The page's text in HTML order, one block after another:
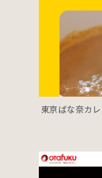
東京ばな奈カ